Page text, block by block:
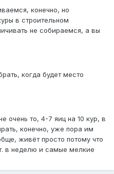
конечно, но
в строительном
не собираемся, а вы
когда будет место
очень то, 4-7 яиц на 10 кур, в
конечно, уже пора им
живёт просто потому что
в неделю и самые мелкие